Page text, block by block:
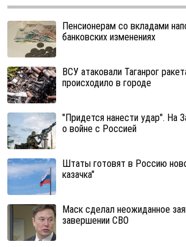
Пенсионерам со вкладами
банковских изменениях
ВСУ атаковали Таганрог
происходило в городе
"Придется нанести удар". На
о войне с Россией
Штаты готовят в Россию
казачка"
Маск сделал неожиданное
завершении СВО